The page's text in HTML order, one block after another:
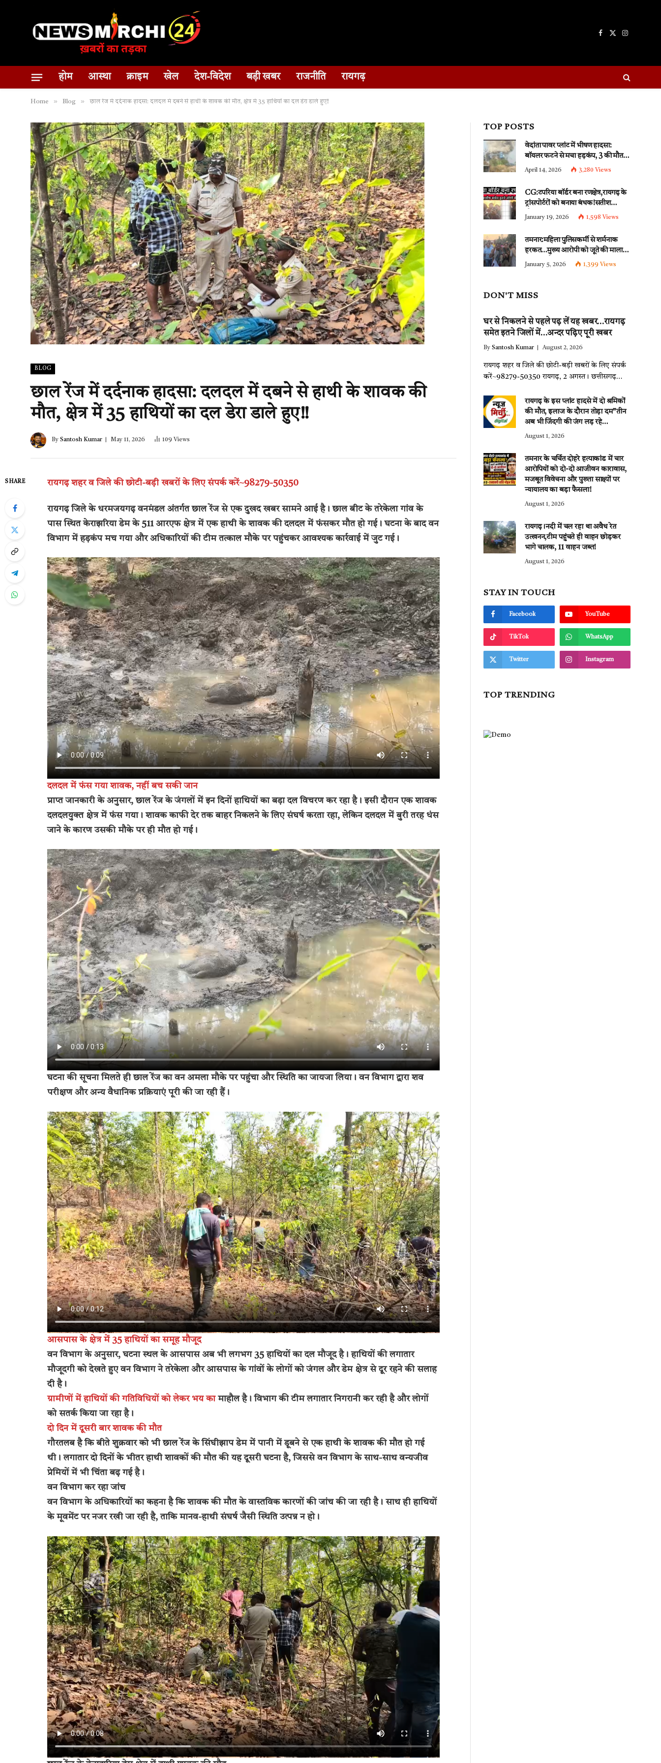
Facebook
X
Instagram
होम आस्था क्राइम खेल देश-विदेश बड़ी खबर राजनीति रायगढ़
Home » Blog » छाल रेंज में दर्दनाक हादसा: दलदल में दबने से हाथी के शावक की मौत, क्षेत्र में 35 हाथियों का दल डेरा डाले हुए!!
BLOG
छाल रेंज में दर्दनाक हादसा: दलदल में दबने से हाथी के शावक की
मौत, क्षेत्र में 35 हाथियों का दल डेरा डाले हुए!!
By Santosh Kumar May 11, 2026 109 Views
SHARE रायगढ़ शहर व जिले की छोटी-बड़ी खबरों के लिए संपर्क करें~98279-50350
रायगढ़ जिले के धरमजयगढ़ वनमंडल अंतर्गत छाल रेंज से एक दुखद खबर सामने आई है। छाल बीट के तरेकेला गांव के
पास स्थित केराझरिया डेम के 511 आरएफ क्षेत्र में एक हाथी के शावक की दलदल में फंसकर मौत हो गई। घटना के बाद वन
विभाग में हड़कंप मच गया और अधिकारियों की टीम तत्काल मौके पर पहुंचकर आवश्यक कार्रवाई में जुट गई।
दलदल में फंस गया शावक, नहीं बच सकी जान
प्राप्त जानकारी के अनुसार, छाल रेंज के जंगलों में इन दिनों हाथियों का बड़ा दल विचरण कर रहा है। इसी दौरान एक शावक
दलदलयुक्त क्षेत्र में फंस गया। शावक काफी देर तक बाहर निकलने के लिए संघर्ष करता रहा, लेकिन दलदल में बुरी तरह धंस
जाने के कारण उसकी मौके पर ही मौत हो गई।
घटना की सूचना मिलते ही छाल रेंज का वन अमला मौके पर पहुंचा और स्थिति का जायजा लिया। वन विभाग द्वारा शव
परीक्षण और अन्य वैधानिक प्रक्रियाएं पूरी की जा रही हैं।
आसपास के क्षेत्र में 35 हाथियों का समूह मौजूद
वन विभाग के अनुसार, घटना स्थल के आसपास अब भी लगभग 35 हाथियों का दल मौजूद है। हाथियों की लगातार
मौजूदगी को देखते हुए वन विभाग ने तरेकेला और आसपास के गांवों के लोगों को जंगल और डेम क्षेत्र से दूर रहने की सलाह
दी है।
ग्रामीणों में हाथियों की गतिविधियों को लेकर भय कामाहौल है। विभाग की टीम लगातार निगरानी कर रही है और लोगों
को सतर्क किया जा रहा है।
दो दिन में दूसरी बार शावक की मौत
गौरतलब है कि बीते शुक्रवार को भी छाल रेंज के सिंघीझाप डेम में पानी में डूबने से एक हाथी के शावक की मौत हो गई
थी। लगातार दो दिनों के भीतर हाथी शावकों की मौत की यह दूसरी घटना है, जिससे वन विभाग के साथ-साथ वन्यजीव
प्रेमियों में भी चिंता बढ़ गई है।
वन विभाग कर रहा जांच
वन विभाग के अधिकारियों का कहना है कि शावक की मौत के वास्तविक कारणों की जांच की जा रही है। साथ ही हाथियों
के मूवमेंट पर नजर रखी जा रही है, ताकि मानव-हाथी संघर्ष जैसी स्थिति उत्पन्न न हो।
TOP POSTS
वेदांता पावर प्लांट में भीषण हादसा:
बॉयलर फटने से मचा हड़कंप, 3 की मौत,
कई गंभीर
April 14, 2026 3,280 Views
CG:टपरिया बॉर्डर बना रणक्षेत्र,रायगढ़ के
ट्रांसपोर्टरों को बनाया बंधक!सतीश
चौबे,आशीष यादव समेत इतने लोगों की
समेत इतने लोगों पर हुई नामजद fir दर्ज!!
January 19, 2026 1,598 Views
तमनार:महिला पुलिसकर्मी से शर्मनाक
हरकत…मुख्य आरोपी को जूते की माला
पहनाकर पैदल मार्च पुलिस ने
January 5, 2026 1,399 Views
DON'T MISS
घर से निकलने से पहले पढ़ लें यह खबर…रायगढ़
समेत इतने जिलों में…अन्दर पढ़िए पूरी खबर
By Santosh Kumar August 2, 2026
रायगढ़ शहर व जिले की छोटी-बड़ी खबरों के लिए संपर्क
करें~98279-50350 रायगढ़, 2 अगस्त। छत्तीसगढ़…
रायगढ़ के इस प्लांट हादसे में दो श्रमिकों
की मौत, इलाज के दौरान तोड़ा दम”तीन
अब भी जिंदगी की जंग लड़ रहे…
August 1, 2026
तमनार के चर्चित दोहरे हत्याकांड में चार
आरोपियों को दो-दो आजीवन कारावास,
मजबूत विवेचना और पुख्ता साक्ष्यों पर
न्यायालय का बड़ा फैसला!
August 1, 2026
रायगढ़।नदी में चल रहा था अवैध रेत
उत्खनन,टीम पहुंचते ही वाहन छोड़कर
भागे चालक, 11 वाहन जब्त!
August 1, 2026
STAY IN TOUCH
Facebook YouTube
TikTok WhatsApp
Twitter Instagram
TOP TRENDING